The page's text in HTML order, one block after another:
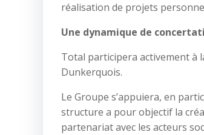
réalisation de projets
Une dynamique de
Total participera activement à
Dunkerquois.
Le Groupe s’appuiera, en
structure a pour objectif la
partenariat avec les acteurs